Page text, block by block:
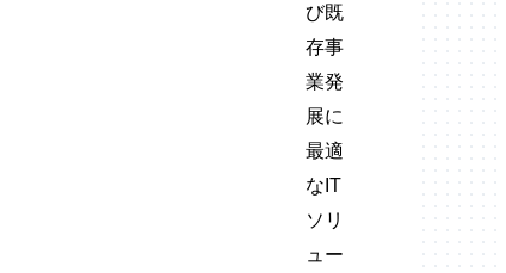
び既
存事
業発
展に
最適
なIT
ソリ
ュー